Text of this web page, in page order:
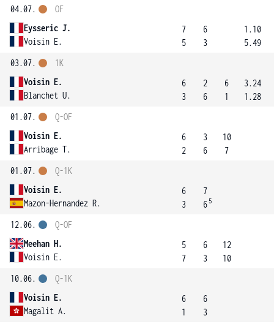
04.07.
Eysseric J.
Voisin E.
OF
7
5
6
3
1.10
5.49
03.07.
Voisin E.
Blanchet U.
1K
6
3
2
6
6
1
3.24
1.28
01.07.
Voisin E.
Arribage T.
Q-OF
6
2
3
6
10
7
01.07.
Voisin E.
Mazon-Hernandez R.
Q-1K
6
3
7
6 5
12.06.
Meehan H.
Voisin E.
Q-OF
5
7
6
3
12
10
10.06.
Voisin E.
Magalit A.
Q-1K
6
1
6
3